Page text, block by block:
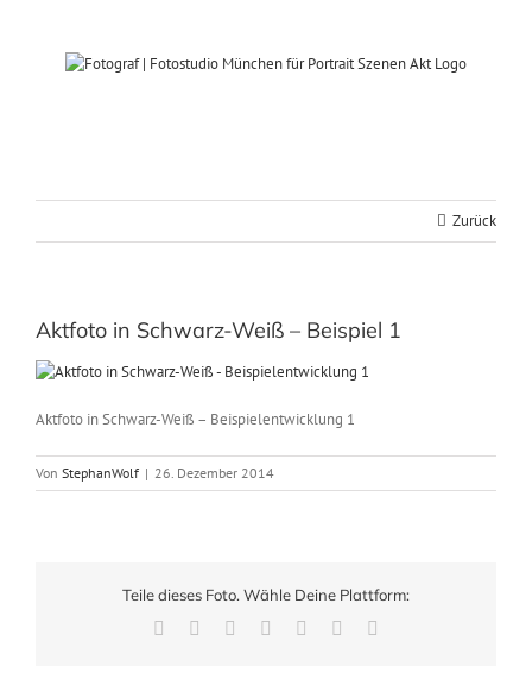
Zurück
Aktfoto in Schwarz-Weiß – Beispiel 1
Aktfoto in Schwarz-Weiß – Beispielentwicklung 1
Von StephanWolf | 26. Dezember 2014
Teile dieses Foto. Wähle Deine Plattform:
Facebook LinkedInWhatsAppPinterest
Xing